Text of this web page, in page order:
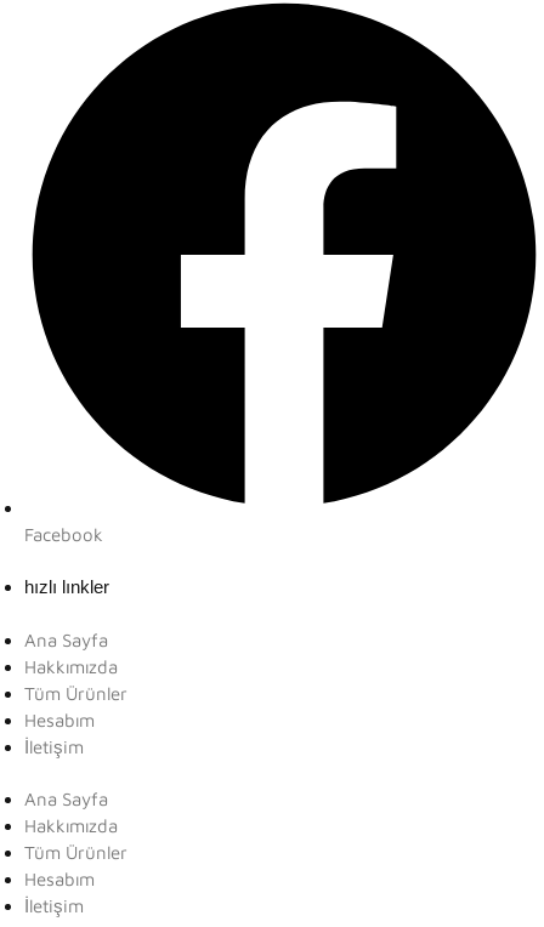
Facebook
hızlı lınkler
Ana Sayfa
Hakkımızda
Tüm Ürünler
Hesabım
İletişim
Ana Sayfa
Hakkımızda
Tüm Ürünler
Hesabım
İletişim